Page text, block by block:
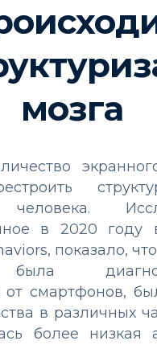
мозга
человека.
в 2020 году
показало,
от смартфонов,
в различных
более низкая